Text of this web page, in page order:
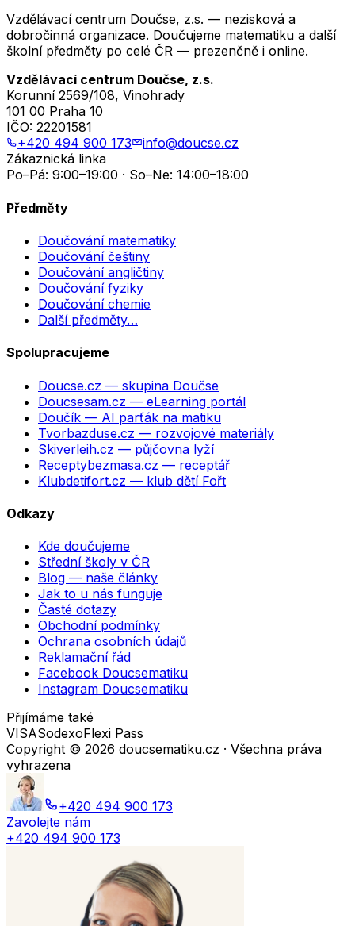
Vzdělávací centrum Doučse, z.s. — nezisková a
dobročinná organizace. Doučujeme matematiku a další
školní předměty po celé ČR — prezenčně i online.
Vzdělávací centrum Doučse, z.s.
Korunní 2569/108, Vinohrady
101 00 Praha 10
IČO: 22201581
+420 494 900 173
info@doucse.cz
Zákaznická linka
Po–Pá: 9:00–19:00 · So–Ne: 14:00–18:00
Předměty
Doučování matematiky
Doučování češtiny
Doučování angličtiny
Doučování fyziky
Doučování chemie
Další předměty…
Spolupracujeme
Doucse.cz — skupina Doučse
Doucsesam.cz — eLearning portál
Doučík — AI parťák na matiku
Tvorbazduse.cz — rozvojové materiály
Skiverleih.cz — půjčovna lyží
Receptybezmasa.cz — receptář
Klubdetifort.cz — klub dětí Fořt
Odkazy
Kde doučujeme
Střední školy v ČR
Blog — naše články
Jak to u nás funguje
Časté dotazy
Obchodní podmínky
Ochrana osobních údajů
Reklamační řád
Facebook Doucsematiku
Instagram Doucsematiku
Přijímáme také
VISASodexoFlexi Pass
Copyright © 2026 doucsematiku.cz · Všechna práva
vyhrazena
+420 494 900 173
Zavolejte nám
+420 494 900 173